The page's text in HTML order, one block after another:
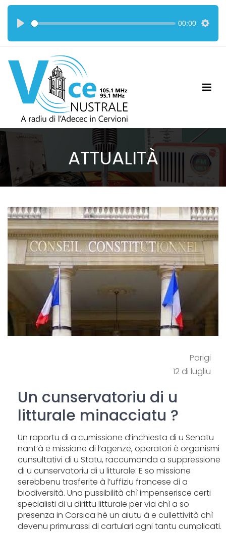
00:00
ATTUALITÀ
Parigi
12 di lugliu
Un cunservatoriu di u
litturale minacciatu ?
Un raportu di a cumissione d’inchiesta di u Senatu
nant’à e missione di l’agenze, operatori è organismi
cunsultativi di u Statu, raccumanda a suppressione
di u cunservatoriu di u litturale. E so missione
serebbenu trasferite à l’uffiziu francese di a
biodiversità. Una pussibilità chì impenserisce certi
specialisti di u dirittu litturale per via chì a so
presenza in Corsica hè un aiutu à e cullettività chì
devenu primurassi di cartulari ogni tantu cumplicati.